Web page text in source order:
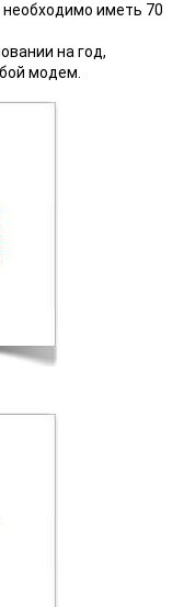
необходимо иметь 70
на год,
модем.